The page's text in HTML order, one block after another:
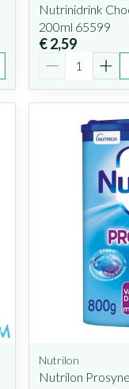
Nutrinidrink
200ml 65599
€ 2,59
Nutrilon
Nutrilon